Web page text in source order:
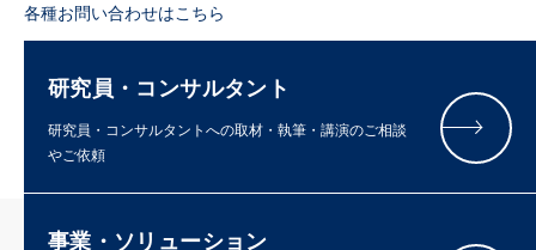
各種お問い合わせはこちら
研究員・コンサルタント
研究員・コンサルタントへの取材・執筆・講演のご相談
やご依頼
事業・ソリューション